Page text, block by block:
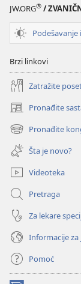
JW.ORG® /
Podešavanje
Brzi linkovi
Zatražite
Pronađite
(otvara
novi
prozor)
Pronađite
(otvara
novi
prozor)
Šta je novo?
Videoteka
Pretraga
Za lekare
Informacije
Pomoć